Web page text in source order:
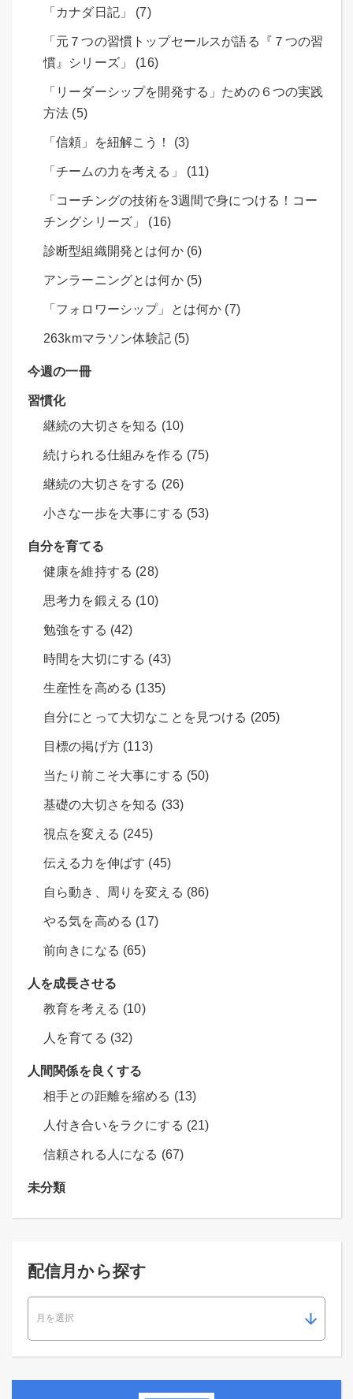
「カナダ日記」 (7)
「元７つの習慣トップセールスが語る『７つの習
慣』シリーズ」 (16)
「リーダーシップを開発する」ための６つの実践
方法 (5)
「信頼」を紐解こう！ (3)
「チームの力を考える」 (11)
「コーチングの技術を3週間で身につける！コー
チングシリーズ」 (16)
診断型組織開発とは何か (6)
アンラーニングとは何か (5)
「フォロワーシップ」とは何か (7)
263kmマラソン体験記 (5)
今週の一冊
習慣化
継続の大切さを知る (10)
続けられる仕組みを作る (75)
継続の大切さをする (26)
小さな一歩を大事にする (53)
自分を育てる
健康を維持する (28)
思考力を鍛える (10)
勉強をする (42)
時間を大切にする (43)
生産性を高める (135)
自分にとって大切なことを見つける (205)
目標の掲げ方 (113)
当たり前こそ大事にする (50)
基礎の大切さを知る (33)
視点を変える (245)
伝える力を伸ばす (45)
自ら動き、周りを変える (86)
やる気を高める (17)
前向きになる (65)
人を成長させる
教育を考える (10)
人を育てる (32)
人間関係を良くする
相手との距離を縮める (13)
人付き合いをラクにする (21)
信頼される人になる (67)
未分類
配信月から探す